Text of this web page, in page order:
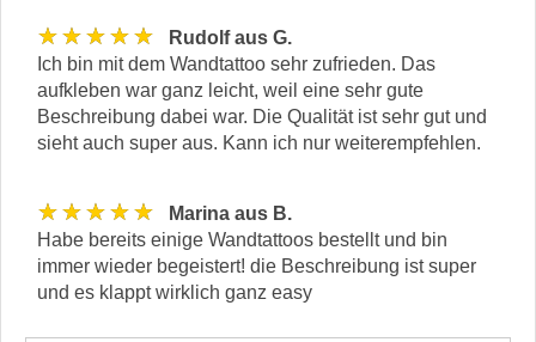
★★★★★
Rudolf aus G.
Ich bin mit dem Wandtattoo sehr zufrieden. Das
aufkleben war ganz leicht, weil eine sehr gute
Beschreibung dabei war. Die Qualität ist sehr gut und
sieht auch super aus. Kann ich nur weiterempfehlen.
★★★★★
Marina aus B.
Habe bereits einige Wandtattoos bestellt und bin
immer wieder begeistert! die Beschreibung ist super
und es klappt wirklich ganz easy